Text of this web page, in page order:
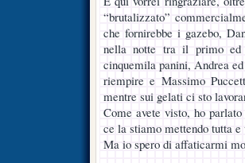
“brutalizzato”
che fornirebbe i gazebo,
nella notte tra il primo ed
cinquemila panini, Andrea
riempire e Massimo
mentre sui gelati ci sto
Come avete visto, ho
ce la stiamo mettendo tutta
Ma io spero di affaticarmi